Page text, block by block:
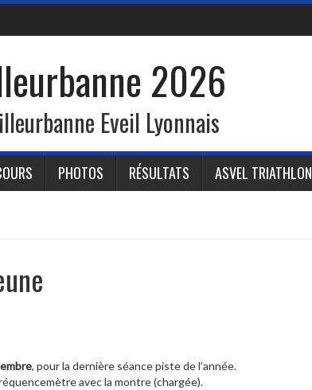
2026
Eveil Lyonnais
PHOTOS RÉSULTATS ASVEL TRIATHLON
, pour la dernière séance piste de l’année.
avec la montre (chargée).